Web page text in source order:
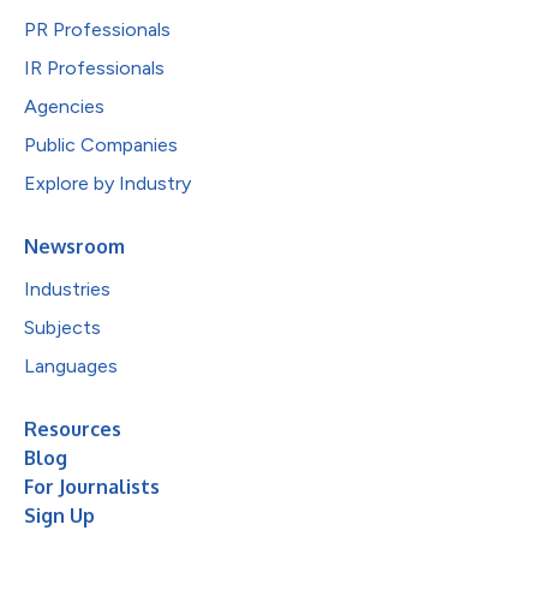
PR Professionals
IR Professionals
Agencies
Public Companies
Explore by Industry
Newsroom
Industries
Subjects
Languages
Resources
Blog
For Journalists
Sign Up